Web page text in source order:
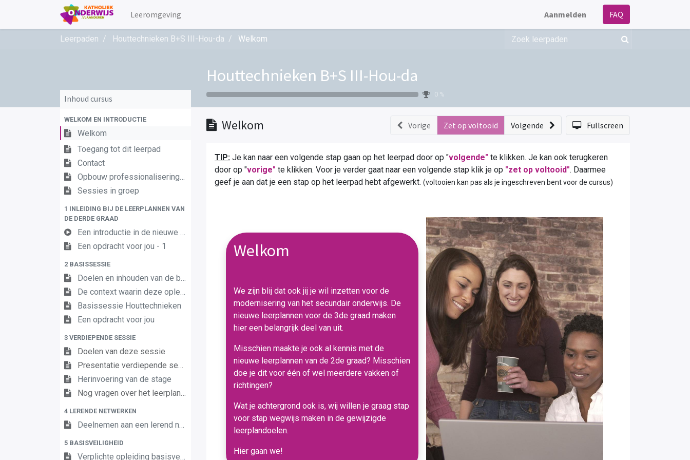
Leeromgeving Aanmelden FAQ
Leerpaden Houttechnieken B+S III-Hou-da Welkom
Houttechnieken B+S III-Hou-da
0 %
Inhoud cursus
WELKOM EN INTRODUCTIE
Welkom
Toegang tot dit leerpad
Contact
Opbouw professionaliseringstraject
Sessies in groep
1 INLEIDING BIJ DE LEERPLANNEN VAN
DE DERDE GRAAD
Een introductie in de nieuwe leerplannen van de derde graad
Een opdracht voor jou - 1
2 BASISSESSIE
Doelen en inhouden van de basissessie
De context waarin deze opleiding zich situeert
Basissessie Houttechnieken
Een opdracht voor jou
3 VERDIEPENDE SESSIE
Doelen van deze sessie
Presentatie verdiepende sessie
Herinvoering van de stage
Nog vragen over het leerplan?
4 LERENDE NETWERKEN
Deelnemen aan een lerend netwerk
5 BASISVEILIGHEID
Verplichte opleiding basisveiligheid
Welkom Vorige Zet op voltooid Volgende Fullscreen
TIP: Je kan naar een volgende stap gaan op het leerpad door op "volgende" te klikken. Je kan ook terugkeren
door op "vorige" te klikken. Voor je verder gaat naar een volgende stap klik je op "zet op voltooid". Daarmee
geef je aan dat je een stap op het leerpad hebt afgewerkt. (voltooien kan pas als je ingeschreven bent voor de cursus)
Welkom
We zijn blij dat ook jij je wil inzetten voor de
modernisering van het secundair onderwijs. De
nieuwe leerplannen voor de 3de graad maken
hier een belangrijk deel van uit.
Misschien maakte je ook al kennis met de
nieuwe leerplannen van de 2de graad? Misschien
doe je dit voor één of wel meerdere vakken of
richtingen?
Wat je achtergrond ook is, wij willen je graag stap
voor stap wegwijs maken in de gewijzigde
leerplandoelen.
Hier gaan we!